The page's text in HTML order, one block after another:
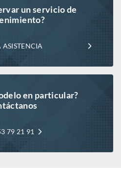
un servicio de
ASISTENCIA
en particular?
79 21 91